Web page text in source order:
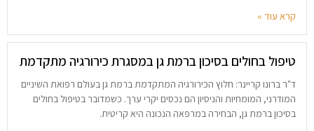
קרא עוד »
טיפול בחולים בסיכון ברמת גן במסגרת כירורגיה מתקדמת
ד"ר ברונו קריינר: חלוץ הכירורגיה המתקדמת ברמת גן בעולם רפואת השיניים
המודרני, המומחיות והניסיון הם נכסים יקרי ערך. כשמדובר בטיפול בחולים
בסיכון ברמת גן, הבחירה במרפאה הנכונה היא קריטית.